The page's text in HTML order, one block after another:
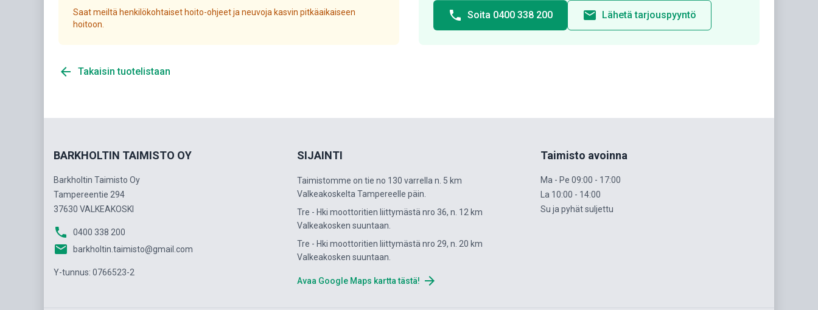
Saat meiltä henkilökohtaiset hoito-ohjeet ja neuvoja kasvin pitkäaikaiseen
hoitoon.
phone Soita 0400 338 200 email Lähetä tarjouspyyntö
arrow_back Takaisin tuotelistaan
BARKHOLTIN TAIMISTO OY
Barkholtin Taimisto Oy
Tampereentie 294
37630 VALKEAKOSKI
phone 0400 338 200
email barkholtin.taimisto@gmail.com
Y-tunnus: 0766523-2
SIJAINTI
Taimistomme on tie no 130 varrella n. 5 km
Valkeakoskelta Tampereelle päin.
Tre - Hki moottoritien liittymästä nro 36, n. 12 km
Valkeakosken suuntaan.
Tre - Hki moottoritien liittymästä nro 29, n. 20 km
Valkeakosken suuntaan.
Avaa Google Maps kartta tästä! arrow_forward
Taimisto avoinna
Ma - Pe 09:00 - 17:00
La 10:00 - 14:00
Su ja pyhät suljettu